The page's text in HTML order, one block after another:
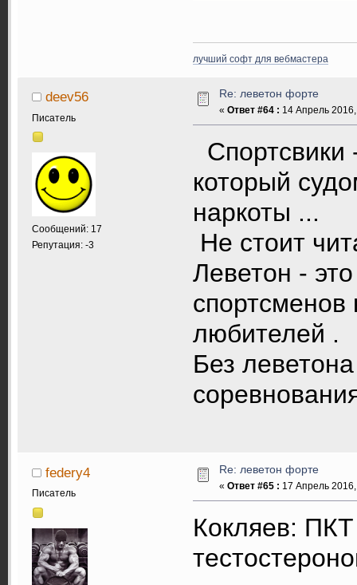
лучший софт для вебмастера
deev56
Писатель
Сообщений: 17
Репутация: -3
Re: леветон форте
« Ответ #64 : 14 Апрель
Спортсвики
который
наркоты ...
Не стоит
Леветон -
спортсменов
любителей .
Без
federy4
Писатель
Re: леветон форте
« Ответ #65 : 17 Апрель
Кокляев: